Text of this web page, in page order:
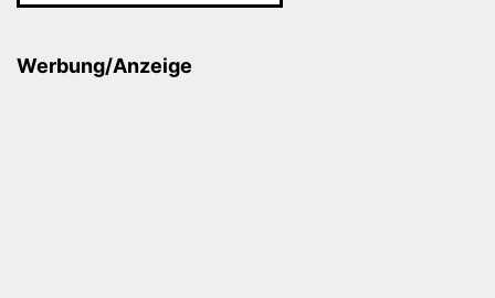
Werbung/Anzeige